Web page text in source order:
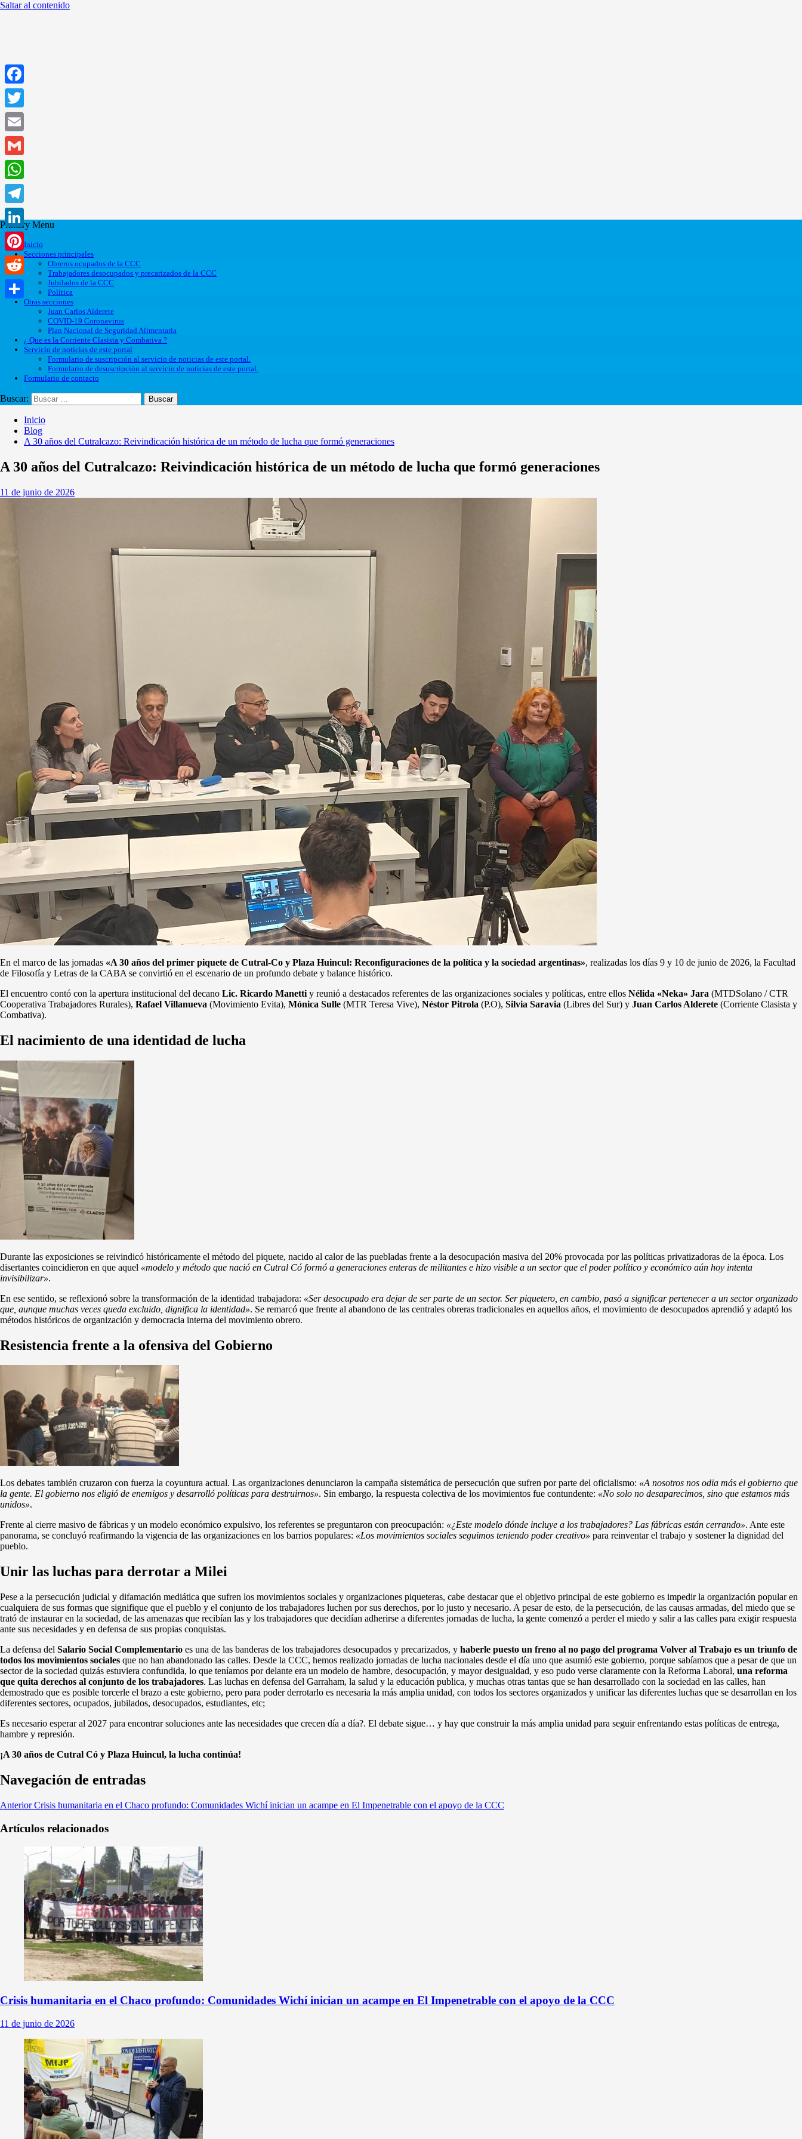
Saltar al contenido
Primary Menu
Inicio
Secciones principales
Obreros ocupados de la CCC
Trabajadores desocupados y precarizados de la CCC
Jubilados de la CCC
Política
Otras secciones
Juan Carlos Alderete
COVID-19 Coronavirus
Plan Nacional de Seguridad Alimentaria
¿ Que es la Corriente Clasista y Combativa ?
Servicio de noticias de este portal
Formulario de suscripción al servicio de noticias de este portal.
Formulario de desuscripción al servicio de noticias de este portal.
Formulario de contacto
Buscar:
Inicio
Blog
A 30 años del Cutralcazo: Reivindicación histórica de un método de lucha que formó generaciones
A 30 años del Cutralcazo: Reivindicación histórica de un método de lucha que formó generaciones
11 de junio de 2026
En el marco de las jornadas «A 30 años del primer piquete de Cutral-Co y Plaza Huincul: Reconfiguraciones de la política y la sociedad argentinas», realizadas los días 9 y 10 de junio de 2026, la Facultad
de Filosofía y Letras de la CABA se convirtió en el escenario de un profundo debate y balance histórico.
El encuentro contó con la apertura institucional del decano Lic. Ricardo Manetti y reunió a destacados referentes de las organizaciones sociales y políticas, entre ellos Nélida «Neka» Jara (MTDSolano / CTR
Cooperativa Trabajadores Rurales), Rafael Villanueva (Movimiento Evita), Mónica Sulle (MTR Teresa Vive), Néstor Pitrola (P.O), Silvia Saravia (Libres del Sur) y Juan Carlos Alderete (Corriente Clasista y
Combativa).
El nacimiento de una identidad de lucha
Durante las exposiciones se reivindicó históricamente el método del piquete, nacido al calor de las puebladas frente a la desocupación masiva del 20% provocada por las políticas privatizadoras de la época. Los
disertantes coincidieron en que aquel «modelo y método que nació en Cutral Có formó a generaciones enteras de militantes e hizo visible a un sector que el poder político y económico aún hoy intenta
invisibilizar».
En ese sentido, se reflexionó sobre la transformación de la identidad trabajadora: «Ser desocupado era dejar de ser parte de un sector. Ser piquetero, en cambio, pasó a significar pertenecer a un sector organizado
que, aunque muchas veces queda excluido, dignifica la identidad». Se remarcó que frente al abandono de las centrales obreras tradicionales en aquellos años, el movimiento de desocupados aprendió y adaptó los
métodos históricos de organización y democracia interna del movimiento obrero.
Resistencia frente a la ofensiva del Gobierno
Los debates también cruzaron con fuerza la coyuntura actual. Las organizaciones denunciaron la campaña sistemática de persecución que sufren por parte del oficialismo: «A nosotros nos odia más el gobierno que
la gente. El gobierno nos eligió de enemigos y desarrolló políticas para destruirnos». Sin embargo, la respuesta colectiva de los movimientos fue contundente: «No solo no desaparecimos, sino que estamos más
unidos».
Frente al cierre masivo de fábricas y un modelo económico expulsivo, los referentes se preguntaron con preocupación: «¿Este modelo dónde incluye a los trabajadores? Las fábricas están cerrando». Ante este
panorama, se concluyó reafirmando la vigencia de las organizaciones en los barrios populares: «Los movimientos sociales seguimos teniendo poder creativo» para reinventar el trabajo y sostener la dignidad del
pueblo.
Unir las luchas para derrotar a Milei
Pese a la persecución judicial y difamación mediática que sufren los movimientos sociales y organizaciones piqueteras, cabe destacar que el objetivo principal de este gobierno es impedir la organización popular en
cualquiera de sus formas que signifique que el pueblo y el conjunto de los trabajadores luchen por sus derechos, por lo justo y necesario. A pesar de esto, de la persecución, de las causas armadas, del miedo que se
trató de instaurar en la sociedad, de las amenazas que recibían las y los trabajadores que decidían adherirse a diferentes jornadas de lucha, la gente comenzó a perder el miedo y salir a las calles para exigir respuesta
ante sus necesidades y en defensa de sus propias conquistas.
La defensa del Salario Social Complementario es una de las banderas de los trabajadores desocupados y precarizados, y haberle puesto un freno al no pago del programa Volver al Trabajo es un triunfo de
todos los movimientos sociales que no han abandonado las calles. Desde la CCC, hemos realizado jornadas de lucha nacionales desde el día uno que asumió este gobierno, porque sabíamos que a pesar de que un
sector de la sociedad quizás estuviera confundida, lo que teníamos por delante era un modelo de hambre, desocupación, y mayor desigualdad, y eso pudo verse claramente con la Reforma Laboral, una reforma
que quita derechos al conjunto de los trabajadores. Las luchas en defensa del Garraham, la salud y la educación publica, y muchas otras tantas que se han desarrollado con la sociedad en las calles, han
demostrado que es posible torcerle el brazo a este gobierno, pero para poder derrotarlo es necesaria la más amplia unidad, con todos los sectores organizados y unificar las diferentes luchas que se desarrollan en los
diferentes sectores, ocupados, jubilados, desocupados, estudiantes, etc;
Es necesario esperar al 2027 para encontrar soluciones ante las necesidades que crecen día a día?. El debate sigue… y hay que construir la más amplia unidad para seguir enfrentando estas políticas de entrega,
hambre y represión.
¡A 30 años de Cutral Có y Plaza Huincul, la lucha continúa!
Navegación de entradas
AnteriorCrisis humanitaria en el Chaco profundo: Comunidades Wichí inician un acampe en El Impenetrable con el apoyo de la CCC
Artículos relacionados
Crisis humanitaria en el Chaco profundo: Comunidades Wichí inician un acampe en El Impenetrable con el apoyo de la CCC
11 de junio de 2026
Facebook
Twitter
Email
Gmail
WhatsApp
Telegram
LinkedIn
Pinterest
Reddit
Compartir